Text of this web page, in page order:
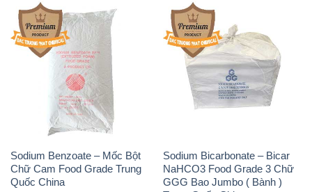
Sodium Benzoate – Mốc Bột
Chữ Cam Food Grade Trung
Quốc China
Sodium Bicarbonate – Bicar
NaHCO3 Food Grade 3 Chữ
GGG Bao Jumbo ( Bành )
Trung Quốc China